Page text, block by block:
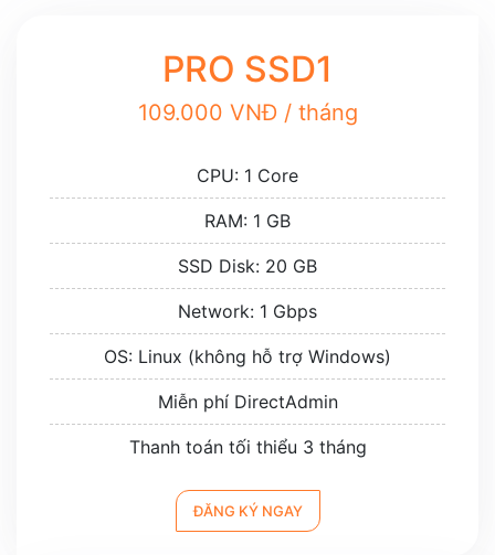
PRO SSD1
109.000 VNĐ / tháng
CPU: 1 Core
RAM: 1 GB
SSD Disk: 20 GB
Network: 1 Gbps
OS: Linux (không hỗ trợ Windows)
Miễn phí DirectAdmin
Thanh toán tối thiểu 3 tháng
ĐĂNG KÝ NGAY